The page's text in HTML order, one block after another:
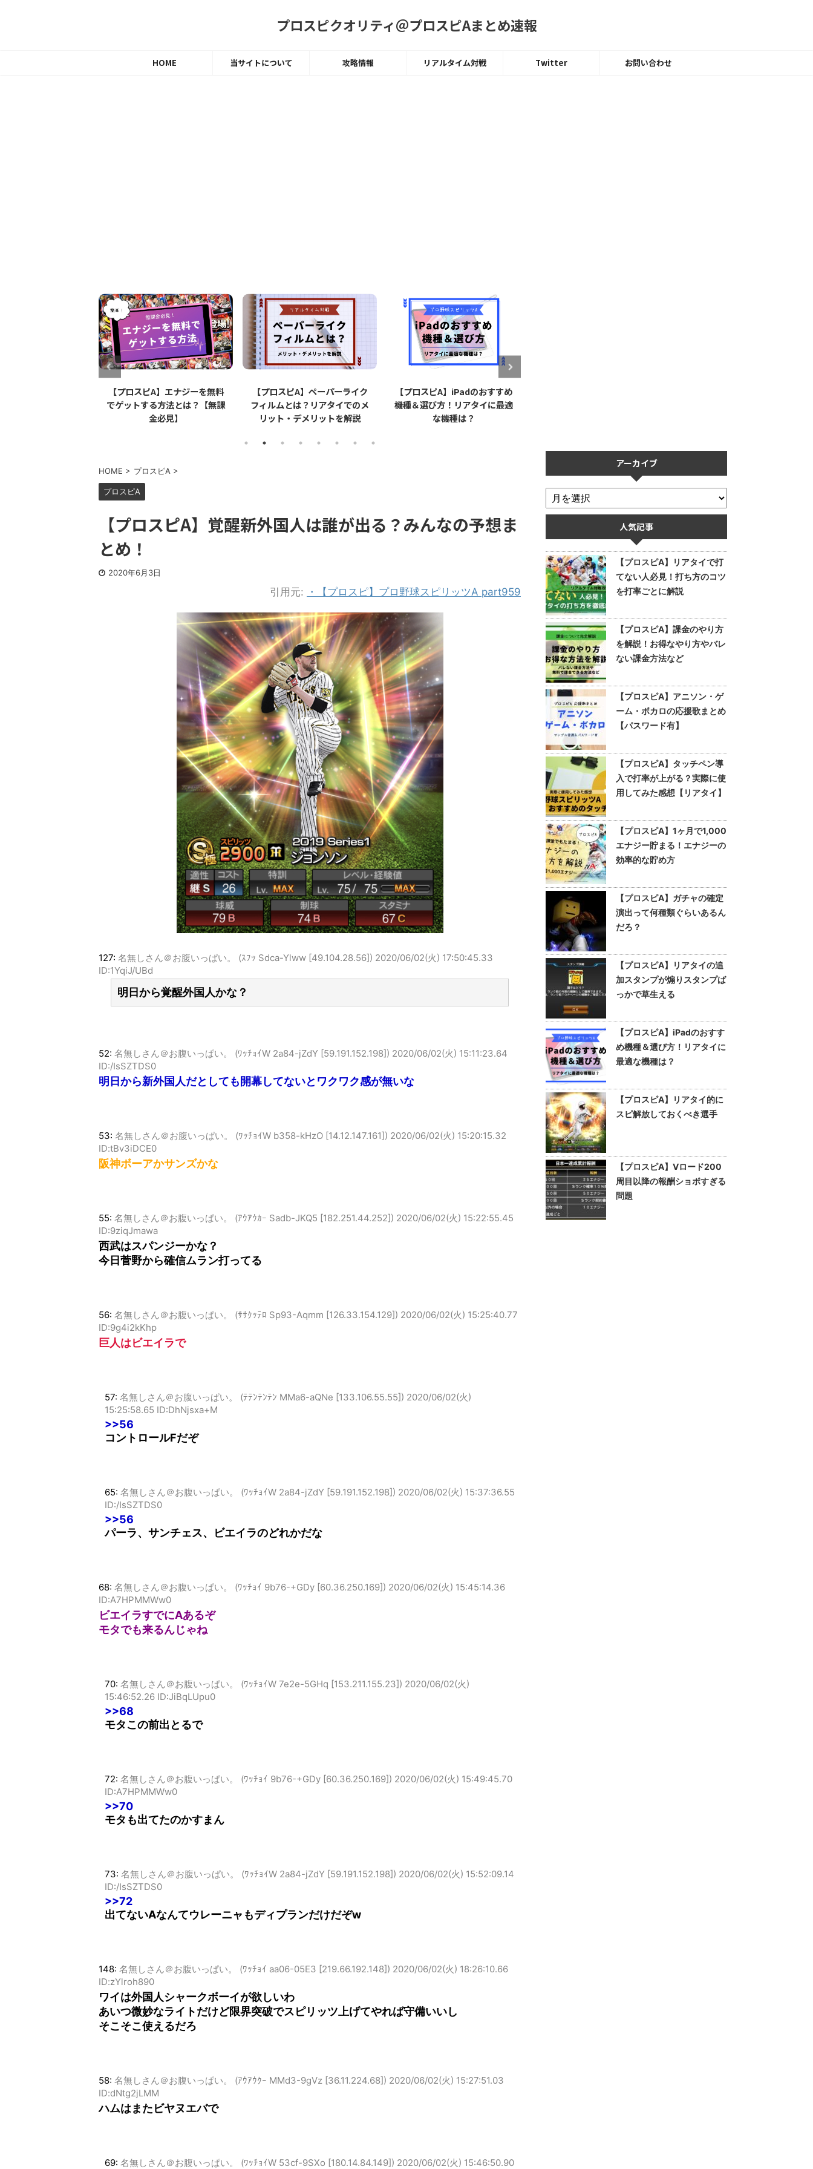
プロスピクオリティ＠プロスピAまとめ速報
HOME 当サイトについて 攻略情報 リアルタイム対戦 Twitter お問い合わせ
【プロスピA】ペーパーライク
フィルムとは？リアタイでのメ
リット・デメリットを解説
【プロスピA】iPadのおすすめ
機種＆選び方！リアタイに最適
な機種は？
【プロスピA】タッチペン導入
で打率が上がる？実際に使用し
てみた感想【リアタイ】
HOME > プロスピA >
プロスピA
【プロスピA】覚醒新外国人は誰が出る？みんなの予想ま
とめ！
2020年6月3日
引用元: ・【プロスピ】プロ野球スピリッツA part959
127: 名無しさん＠お腹いっぱい。 (ｽﾌｯ Sdca-Ylww [49.104.28.56]) 2020/06/02(火) 17:50:45.33
ID:1YqiJ/UBd
明日から覚醒外国人かな？
52: 名無しさん＠お腹いっぱい。 (ﾜｯﾁｮｲW 2a84-jZdY [59.191.152.198]) 2020/06/02(火) 15:11:23.64
ID:/IsSZTDS0
明日から新外国人だとしても開幕してないとワクワク感が無いな
53: 名無しさん＠お腹いっぱい。 (ﾜｯﾁｮｲW b358-kHzO [14.12.147.161]) 2020/06/02(火) 15:20:15.32
ID:tBv3iDCE0
阪神ボーアかサンズかな
55: 名無しさん＠お腹いっぱい。 (ｱｳｱｳｶｰ Sadb-JKQ5 [182.251.44.252]) 2020/06/02(火) 15:22:55.45
ID:9ziqJmawa
西武はスパンジーかな？
今日菅野から確信ムラン打ってる
56: 名無しさん＠お腹いっぱい。 (ｻｻｸｯﾃﾛ Sp93-Aqmm [126.33.154.129]) 2020/06/02(火) 15:25:40.77
ID:9g4i2kKhp
巨人はビエイラで
57: 名無しさん＠お腹いっぱい。 (ﾃﾃﾝﾃﾝﾃﾝ MMa6-aQNe [133.106.55.55]) 2020/06/02(火)
15:25:58.65 ID:DhNjsxa+M
>>56
コントロールFだぞ
65: 名無しさん＠お腹いっぱい。 (ﾜｯﾁｮｲW 2a84-jZdY [59.191.152.198]) 2020/06/02(火) 15:37:36.55
ID:/IsSZTDS0
>>56
パーラ、サンチェス、ビエイラのどれかだな
68: 名無しさん＠お腹いっぱい。 (ﾜｯﾁｮｲ 9b76-+GDy [60.36.250.169]) 2020/06/02(火) 15:45:14.36
ID:A7HPMMWw0
ビエイラすでにAあるぞ
モタでも来るんじゃね
70: 名無しさん＠お腹いっぱい。 (ﾜｯﾁｮｲW 7e2e-5GHq [153.211.155.23]) 2020/06/02(火)
15:46:52.26 ID:JiBqLUpu0
>>68
モタこの前出とるで
72: 名無しさん＠お腹いっぱい。 (ﾜｯﾁｮｲ 9b76-+GDy [60.36.250.169]) 2020/06/02(火) 15:49:45.70
ID:A7HPMMWw0
>>70
モタも出てたのかすまん
73: 名無しさん＠お腹いっぱい。 (ﾜｯﾁｮｲW 2a84-jZdY [59.191.152.198]) 2020/06/02(火) 15:52:09.14
ID:/IsSZTDS0
>>72
出てないAなんてウレーニャもディプランだけだぞw
148: 名無しさん＠お腹いっぱい。 (ﾜｯﾁｮｲ aa06-05E3 [219.66.192.148]) 2020/06/02(火) 18:26:10.66
ID:zYlroh890
ワイは外国人シャークボーイが欲しいわ
あいつ微妙なライトだけど限界突破でスピリッツ上げてやれば守備いいし
そこそこ使えるだろ
58: 名無しさん＠お腹いっぱい。 (ｱｳｱｳｸｰ MMd3-9gVz [36.11.224.68]) 2020/06/02(火) 15:27:51.03
ID:dNtg2jLMM
ハムはまたビヤヌエバで
69: 名無しさん＠お腹いっぱい。 (ﾜｯﾁｮｲW 53cf-9SXo [180.14.84.149]) 2020/06/02(火) 15:46:50.90
アーカイブ
人気記事
【プロスピA】リアタイで打
てない人必見！打ち方のコツ
を打率ごとに解説
【プロスピA】課金のやり方
を解説！お得なやり方やバレ
ない課金方法など
【プロスピA】アニソン・ゲ
ーム・ボカロの応援歌まとめ
【パスワード有】
【プロスピA】タッチペン導
入で打率が上がる？実際に使
用してみた感想【リアタイ】
【プロスピA】1ヶ月で1,000
エナジー貯まる！エナジーの
効率的な貯め方
【プロスピA】ガチャの確定
演出って何種類ぐらいあるん
だろ？
【プロスピA】リアタイの追
加スタンプが煽りスタンプば
っかで草生える
【プロスピA】iPadのおすす
め機種＆選び方！リアタイに
最適な機種は？
【プロスピA】リアタイ的に
スピ解放しておくべき選手
【プロスピA】Vロード200
周目以降の報酬ショボすぎる
問題